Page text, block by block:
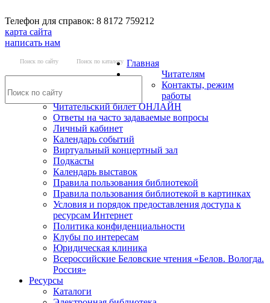
Телефон для справок: 8 8172 759212
карта сайта
написать нам
Поиск по сайту Поиск по каталогу Главная
Читателям
Контакты, режим
работы
Читательский билет ОНЛАЙН
Ответы на часто задаваемые вопросы
Личный кабинет
Календарь событий
Виртуальный концертный зал
Подкасты
Календарь выставок
Правила пользования библиотекой
Правила пользования библиотекой в картинках
Условия и порядок предоставления доступа к
ресурсам Интернет
Политика конфиденциальности
Клубы по интересам
Юридическая клиника
Всероссийские Беловские чтения «Белов. Вологда.
Россия»
Ресурсы
Каталоги